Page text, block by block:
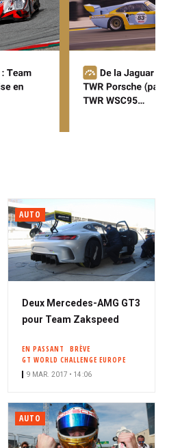
AUTO
Deux Mercedes-AMG GT3
pour Team Zakspeed
EN PASSANT
BRÈVE
GT WORLD CHALLENGE EUROPE
9 MAR. 2017 • 14:06
AUTO